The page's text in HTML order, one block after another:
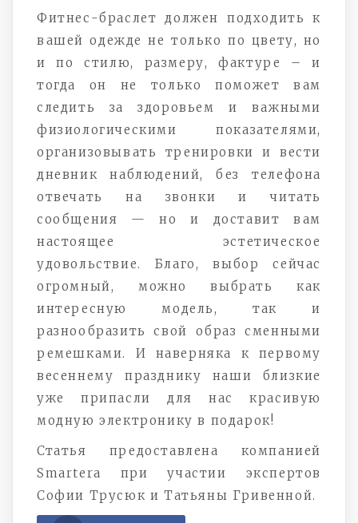
Фитнес-браслет должен подходить к
вашей одежде не только по цвету, но
и по стилю, размеру, фактуре – и
тогда он не только поможет вам
следить за здоровьем и важными
физиологическими показателями,
организовывать тренировки и вести
дневник наблюдений, без телефона
отвечать на звонки и читать
сообщения — но и доставит вам
настоящее эстетическое
удовольствие. Благо, выбор сейчас
огромный, можно выбрать как
интересную модель, так и
разнообразить свой образ сменными
ремешками. И наверняка к первому
весеннему празднику наши близкие
уже припасли для нас красивую
модную электронику в подарок!
Статья предоставлена компанией
Smartera при участии экспертов
Софии Трусюк и Татьяны Гривенной.